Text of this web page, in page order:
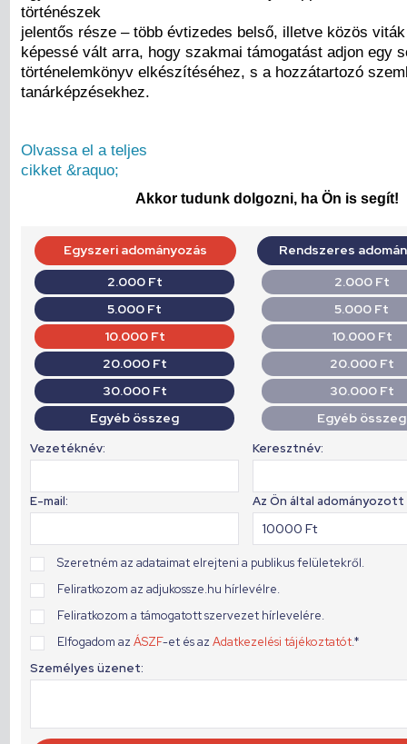
történészek
jelentős része – több évtizedes belső, illetve közös
képessé vált arra, hogy szakmai támogatást adjon egy
történelemkönyv elkészítéséhez, s a hozzátartozó
tanárképzésekhez.
Olvassa el a teljes
cikket &raquo;
Akkor tudunk dolgozni, ha Ön is segít!